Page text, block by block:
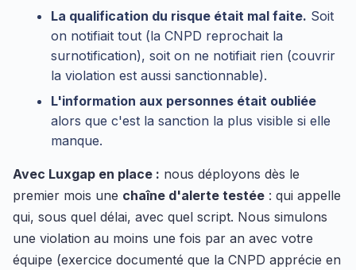
La qualification du risque était mal faite. Soit
on notifiait tout (la CNPD reprochait la
surnotification), soit on ne notifiait rien (couvrir
la violation est aussi sanctionnable).
L'information aux personnes était oubliée
alors que c'est la sanction la plus visible si elle
manque.
Avec Luxgap en place : nous déployons dès le
premier mois une chaîne d'alerte testée : qui appelle
qui, sous quel délai, avec quel script. Nous simulons
une violation au moins une fois par an avec votre
équipe (exercice documenté que la CNPD apprécie en